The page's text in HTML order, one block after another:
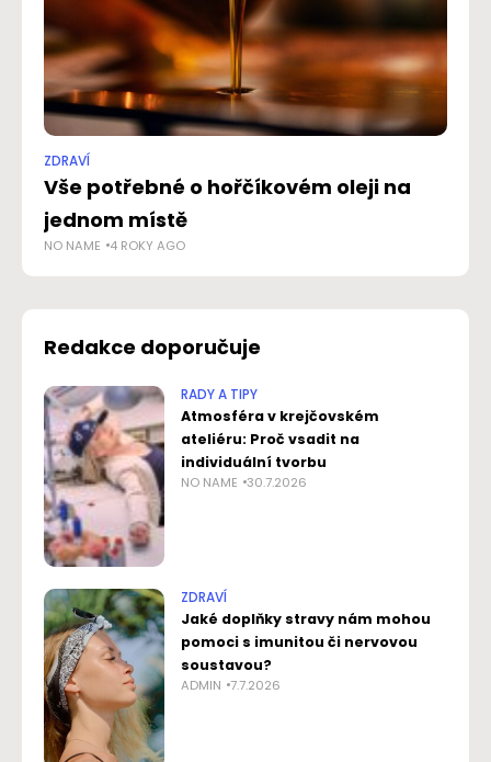
ZDRAVÍ
Vše potřebné o hořčíkovém oleji na
jednom místě
NO NAME 4 ROKY AGO
Redakce doporučuje
RADY A TIPY
Atmosféra v krejčovském
ateliéru: Proč vsadit na
individuální tvorbu
NO NAME 30.7.2026
ZDRAVÍ
Jaké doplňky stravy nám mohou
pomoci s imunitou či nervovou
soustavou?
ADMIN 7.7.2026